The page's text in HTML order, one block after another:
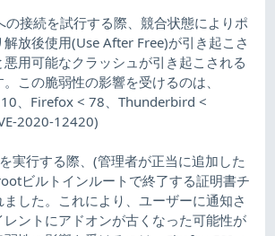
の接続を試行する際、競合状態によりポ
放後使用(Use After Free)が引き起こさ
用可能なクラッシュが引き起こされる
この脆弱性の影響を受けるのは、
、Firefox < 78、Thunderbird <
2020-12420)
実行する際、(管理者が正当に追加した
ビルトインルートで終了する証明書チ
ました。これにより、ユーザーに通知さ
ントにアドオンが古くなった可能性が